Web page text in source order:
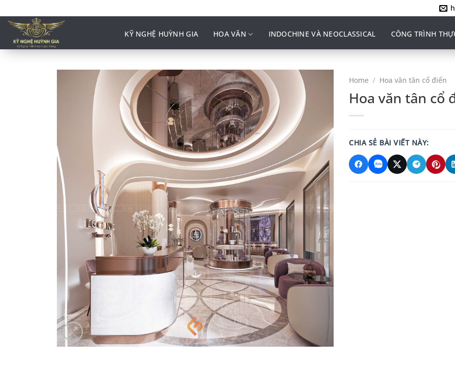
qua
dung
KỸ NGHỆ HUỲNH GIA HOA VĂN INDOCHINE VÀ NEOCLASSICAL CÔNG TRÌNH
Home / Hoa văn tân cổ điển
Hoa văn tân cổ
CHIA SẺ BÀI VIẾT NÀY: